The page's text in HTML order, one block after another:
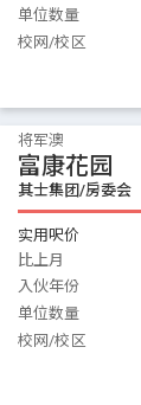
单位数量
校网/校区
将军澳
富康花园
其士集团/房委会
实用呎价
比上月
入伙年份
单位数量
校网/校区